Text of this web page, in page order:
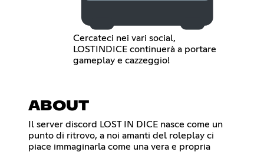
Cercateci nei vari social,
LOSTINDICE continuerà a portare
gameplay e cazzeggio!
ABOUT
Il server discord LOST IN DICE nasce come un
punto di ritrovo, a noi amanti del roleplay ci
piace immaginarla come una vera e propria